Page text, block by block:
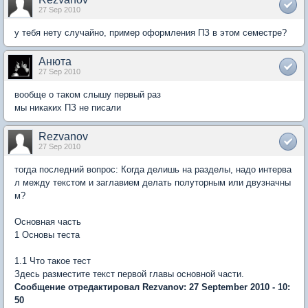
27 Sep 2010
у тебя нету случайно, пример оформления ПЗ в этом семестре?
Анюта
27 Sep 2010
вообще о таком слышу первый раз
мы никаких ПЗ не писали
Rezvanov
27 Sep 2010
тогда последний вопрос: Когда делишь на разделы, надо интерва
л между текстом и заглавием делать полуторным или двузначны
м?
Основная часть
1 Основы теста
1.1 Что такое тест
Здесь разместите текст первой главы основной части.
Сообщение отредактировал Rezvanov: 27 September 2010 - 10:
50